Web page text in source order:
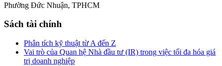
Phường Đức Nhuận, TPHCM
Sách tài chính
Phân tích kỹ thuật từ A đến Z
Vai trò của Quan hệ Nhà đầu tư (IR) trong việc tối đa hóa giá
trị doanh nghiệp